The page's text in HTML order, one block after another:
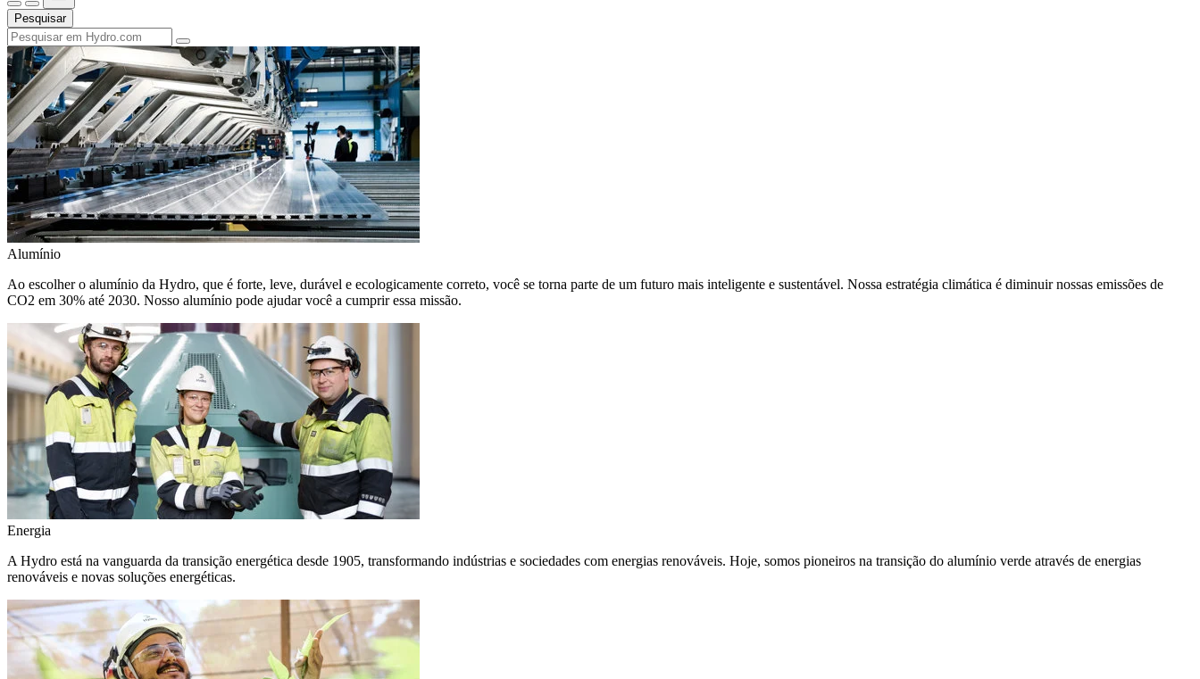
Pesquisar
Alumínio
Ao escolher o alumínio da Hydro, que é forte, leve, durável e ecologicamente correto, você se torna parte de um futuro mais inteligente e sustentável. Nossa estratégia climática é diminuir nossas emissões de
CO2 em 30% até 2030. Nosso alumínio pode ajudar você a cumprir essa missão.
Energia
A Hydro está na vanguarda da transição energética desde 1905, transformando indústrias e sociedades com energias renováveis. Hoje, somos pioneiros na transição do alumínio verde através de energias
renováveis e novas soluções energéticas.